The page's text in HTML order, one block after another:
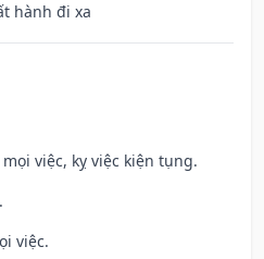
hành đi xa
việc, kỵ việc kiện tụng.
việc.